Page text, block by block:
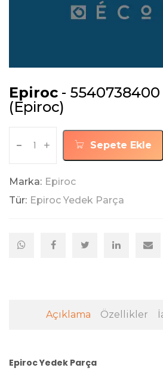
Epiroc -
(Epiroc)
- + Sepete Ekle
Marka: Epiroc
Tür: Epiroc Yedek Parça
Açıklama Özellikler
Epiroc Yedek Parça